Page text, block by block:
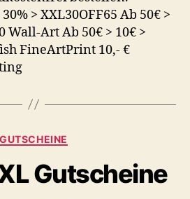
> XXL30OFF65 Ab 50€ >
Wall-Art Ab 50€ > 10€ >
FineArtPrint 10,- €
Kategorien
GUTSCHEINE
Gutscheine